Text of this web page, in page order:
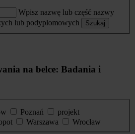
Wpisz nazwę lub część nazwy
lub podyplomowych
Szukaj
na belce: Badania i
Poznań
projekt
Warszawa
Wrocław